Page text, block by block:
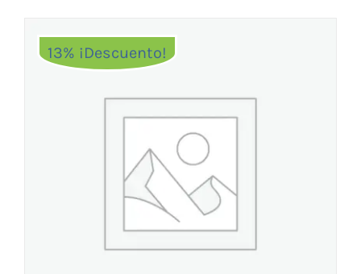
13% ¡Descuento!